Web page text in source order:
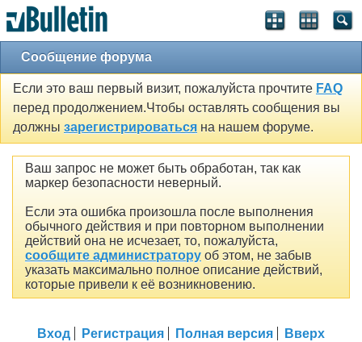
Сообщение форума
Если это ваш первый визит, пожалуйста прочтите FAQ
перед продолжением.Чтобы оставлять сообщения вы
должны зарегистрироваться на нашем форуме.
Ваш запрос не может быть обработан, так как
маркер безопасности неверный.
Если эта ошибка произошла после выполнения
обычного действия и при повторном выполнении
действий она не исчезает, то, пожалуйста,
сообщите администратору об этом, не забыв
указать максимально полное описание действий,
которые привели к её возникновению.
Вход Регистрация Полная версия Вверх